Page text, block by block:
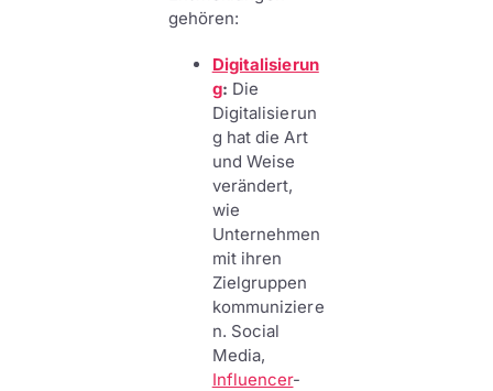
gehören:
Digitalisierun
g: Die
Digitalisierun
g hat die Art
und Weise
verändert,
wie
Unternehmen
mit ihren
Zielgruppen
kommuniziere
n. Social
Media,
Influencer-